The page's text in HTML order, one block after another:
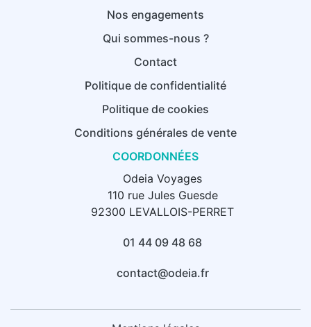
Nos engagements
Qui sommes-nous ?
Contact
Politique de confidentialité
Politique de cookies
Conditions générales de vente
COORDONNÉES
Odeia Voyages
110 rue Jules Guesde
92300 LEVALLOIS-PERRET
01 44 09 48 68
contact@odeia.fr